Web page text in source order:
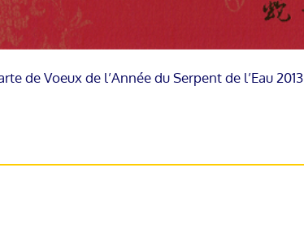
de Voeux de l’Année du Serpent de l’Eau 2013